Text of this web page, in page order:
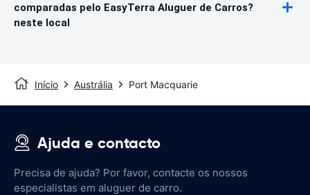
comparadas pelo EasyTerra Aluguer de Carros?
neste local
Início Austrália Port Macquarie
Ajuda e contacto
Precisa de ajuda? Por favor, contacte os nossos
especialistas em aluguer de carro.